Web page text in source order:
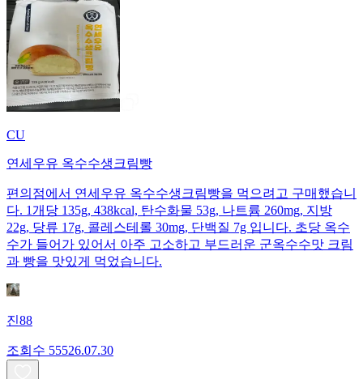
CU
연세우유 옥수수생크림빵
편의점에서 연세우유 옥수수생크림빵을 먹으려고 구매했습니
다. 1개당 135g, 438kcal, 탄수화물 53g, 나트륨 260mg, 지방
22g, 당류 17g, 콜레스테롤 30mg, 단백질 7g 입니다. 초당 옥수
수가 들어가 있어서 아주 고소하고 부드러운 군옥수수맛 크림
과 빵을 맛있게 먹었습니다.
진88
조회수 55526.07.30